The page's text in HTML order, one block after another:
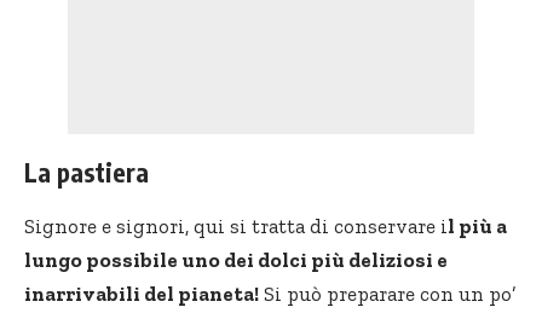
La pastiera
Signore e signori, qui si tratta di conservare i l più a
lungo possibile uno dei dolci più deliziosi e
inarrivabili del pianeta! Si può preparare con un po’